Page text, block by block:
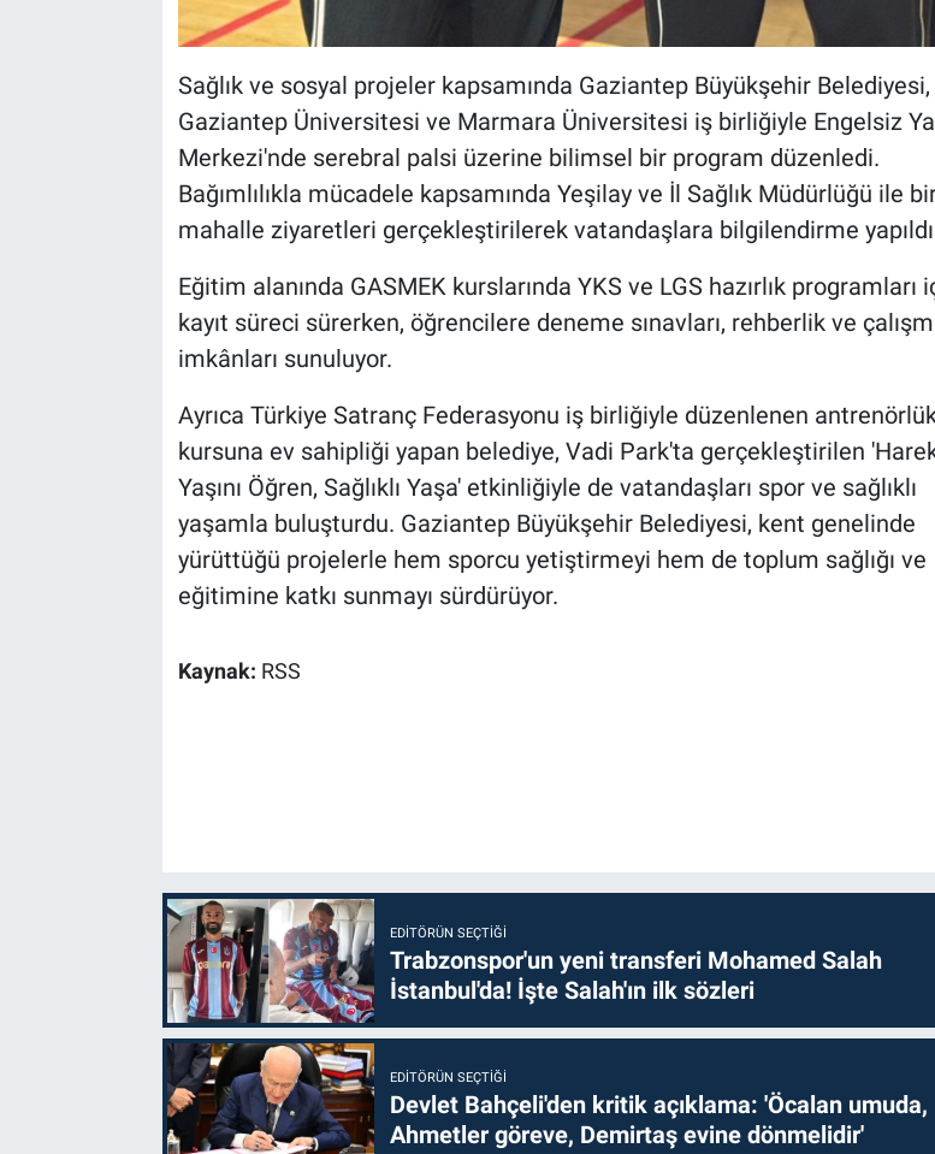
Sağlık ve sosyal projeler kapsamında Gaziantep Büyükşehir Belediyesi,
Gaziantep Üniversitesi ve Marmara Üniversitesi iş birliğiyle Engelsiz
Merkezi'nde serebral palsi üzerine bilimsel bir program düzenledi.
Bağımlılıkla mücadele kapsamında Yeşilay ve İl Sağlık Müdürlüğü ile
mahalle ziyaretleri gerçekleştirilerek vatandaşlara bilgilendirme
Eğitim alanında GASMEK kurslarında YKS ve LGS hazırlık programları
kayıt süreci sürerken, öğrencilere deneme sınavları, rehberlik ve
imkânları sunuluyor.
Ayrıca Türkiye Satranç Federasyonu iş birliğiyle düzenlenen
kursuna ev sahipliği yapan belediye, Vadi Park'ta gerçekleştirilen
Yaşını Öğren, Sağlıklı Yaşa' etkinliğiyle de vatandaşları spor ve sağlıklı
yaşamla buluşturdu. Gaziantep Büyükşehir Belediyesi, kent genelinde
yürüttüğü projelerle hem sporcu yetiştirmeyi hem de toplum sağlığı ve
eğitimine katkı sunmayı sürdürüyor.
Kaynak: RSS
EDITÖRÜN SEÇTIĞI
Trabzonspor'un yeni transferi Mohamed Salah
İstanbul'da! İşte Salah'ın ilk sözleri
EDITÖRÜN SEÇTIĞI
Devlet Bahçeli'den kritik açıklama: 'Öcalan umuda,
Ahmetler göreve, Demirtaş evine dönmelidir'